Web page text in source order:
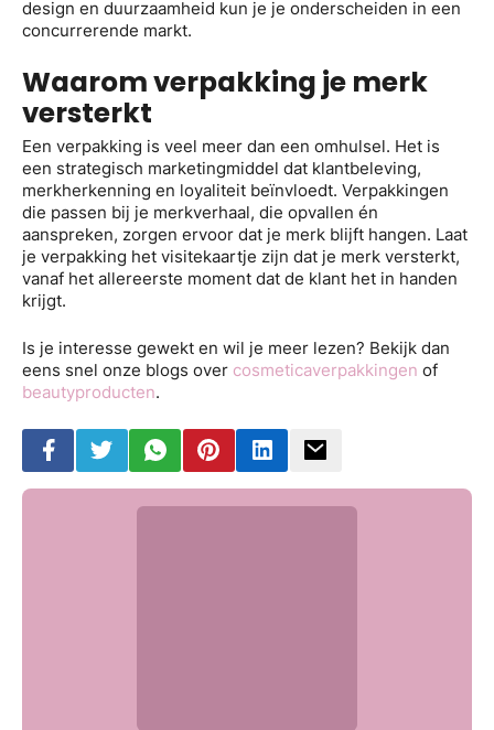
design en duurzaamheid kun je je onderscheiden in een
concurrerende markt.
Waarom verpakking je merk
versterkt
Een verpakking is veel meer dan een omhulsel. Het is
een strategisch marketingmiddel dat klantbeleving,
merkherkenning en loyaliteit beïnvloedt. Verpakkingen
die passen bij je merkverhaal, die opvallen én
aanspreken, zorgen ervoor dat je merk blijft hangen. Laat
je verpakking het visitekaartje zijn dat je merk versterkt,
vanaf het allereerste moment dat de klant het in handen
krijgt.
Is je interesse gewekt en wil je meer lezen? Bekijk dan
eens snel onze blogs over cosmeticaverpakkingen of
beautyproducten.